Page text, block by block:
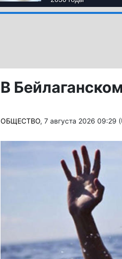
В
ОБЩЕСТВО, 7 августа 2026 09:29